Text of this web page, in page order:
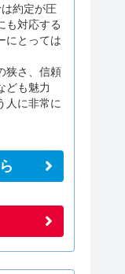
約定が圧
も対応する
にとっては
狭さ、信頼
ども魅力
人に非常に